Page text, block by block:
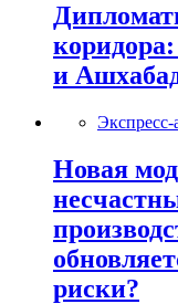
и
Экспресс-
Новая
риски?